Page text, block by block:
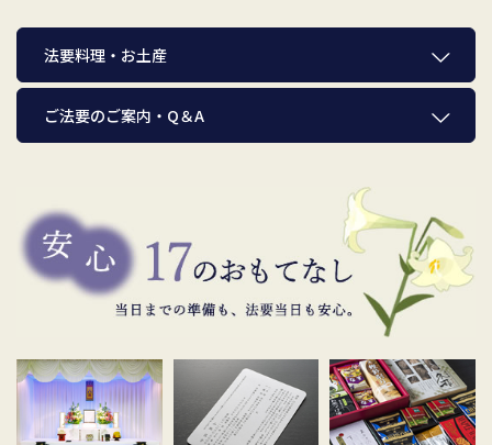
法要料理・お土産
ご法要のご案内・Q＆A